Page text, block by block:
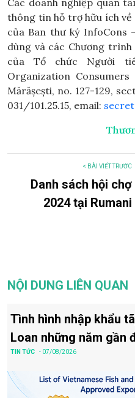
thông tin hỗ trợ hữu ích
của Ban thư ký InfoCons
dùng và các Chương
của Tổ chức Người
Organization
Mărășești, no. 127-129,
031/101.25.15, email:
< BÀI VIẾT TRƯỚC
Danh sách hội chợ
2024 tại Rumani
NỘI DUNG LIÊN QUAN
Tình hình nhập khẩu
Loan những năm gần
TIN TỨC - 07/08/2026